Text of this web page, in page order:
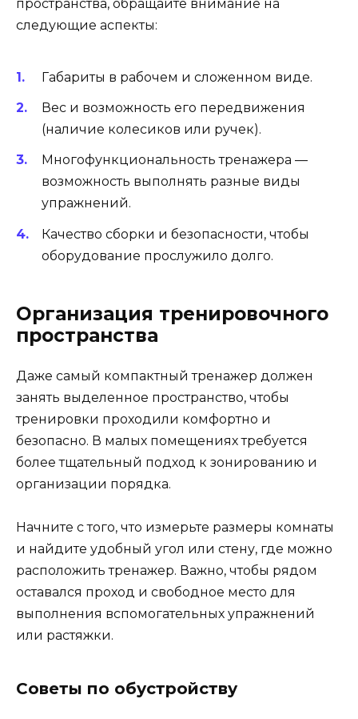
пространства, обращайте внимание на
следующие аспекты:
Габариты в рабочем и сложенном виде.
Вес и возможность его передвижения
(наличие колесиков или ручек).
Многофункциональность тренажера —
возможность выполнять разные виды
упражнений.
Качество сборки и безопасности, чтобы
оборудование прослужило долго.
Организация тренировочного
пространства
Даже самый компактный тренажер должен
занять выделенное пространство, чтобы
тренировки проходили комфортно и
безопасно. В малых помещениях требуется
более тщательный подход к зонированию и
организации порядка.
Начните с того, что измерьте размеры комнаты
и найдите удобный угол или стену, где можно
расположить тренажер. Важно, чтобы рядом
оставался проход и свободное место для
выполнения вспомогательных упражнений
или растяжки.
Советы по обустройству